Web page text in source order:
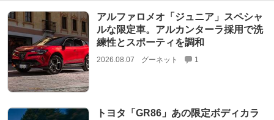
アルファロメオ「ジュニア」スペシャ
ルな限定車。アルカンターラ採用で洗
練性とスポーティを調和
2026.08.07 グーネット 1
トヨタ「GR86」あの限定ボディカラ